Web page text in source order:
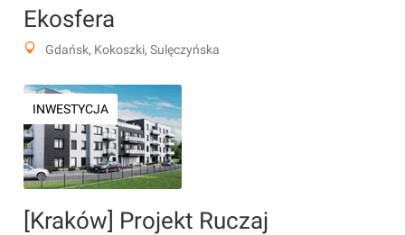
Ekosfera
Gdańsk, Kokoszki, Sulęczyńska
INWESTYCJA
[Kraków] Projekt Ruczaj